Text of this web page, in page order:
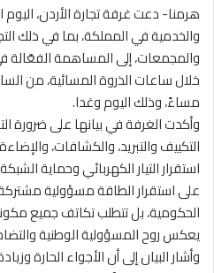
هرمنا- دعت غرفة تجارة الأردن، اليوم
والخدمية في المملكة، بما في ذلك
والمجمعات، إلى المساهمة الفعّالة
خلال ساعات الذروة المسائية، من
مساءً، وذلك اليوم وغدا.
وأكدت الغرفة في بيانها على ضرورة
التكييف والتبريد، والكشافات،
استقرار التيار الكهربائي وحماية
على استقرار الطاقة مسؤولية
الحكومية، بل تتطلب تكاتف جميع
يعكس روح المسؤولية الوطنية
وأشار البيان إلى أن الأجواء الحارة